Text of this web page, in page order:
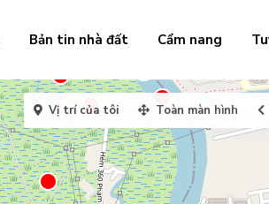
Bản tin nhà đất Cẩm nang
Vị trí của tôi Toàn màn hình